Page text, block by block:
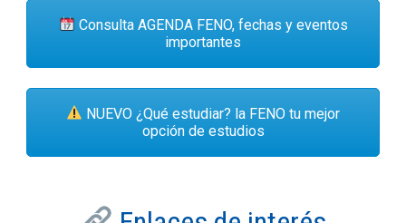
Consulta AGENDA FENO, fechas y eventos
importantes
NUEVO ¿Qué estudiar? la FENO tu mejor
opción de estudios